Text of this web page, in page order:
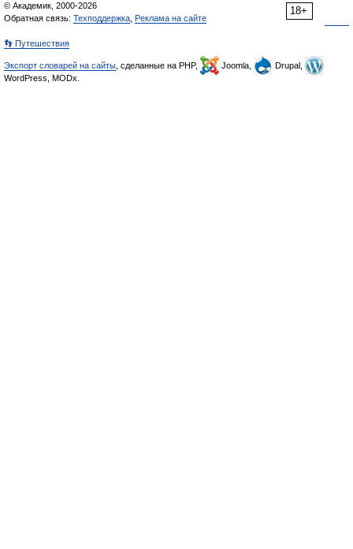
18+
© Академик, 2000-2026
Обратная связь: Техподдержка Реклама на сайте
👣 Путешествия
Экспорт словарей на сайты , сделанные на PHP, Joomla,
Drupal,
WordPress, MODx.